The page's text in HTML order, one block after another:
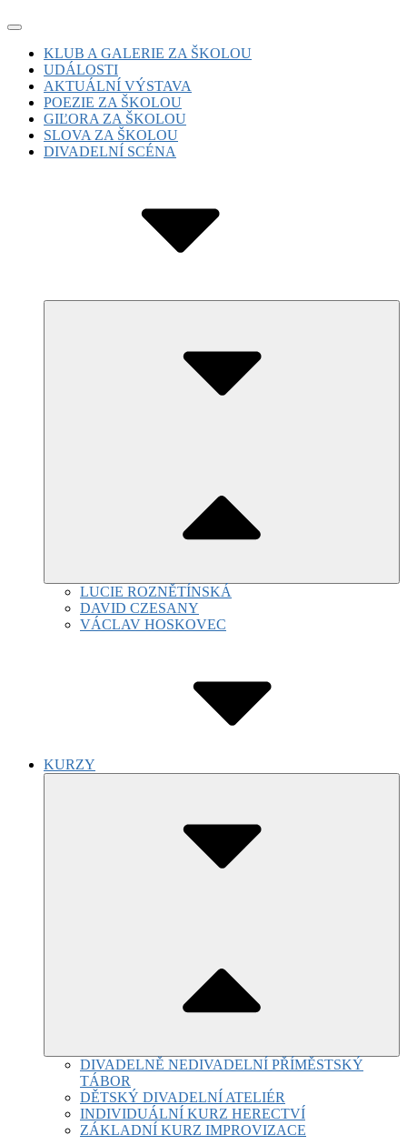
Skip
content
Site
Navigation
Site
Navigation
KLUB A GALERIE ZA ŠKOLOU
UDÁLOSTI
AKTUÁLNÍ VÝSTAVA
POEZIE ZA ŠKOLOU
GIĽORA ZA ŠKOLOU
SLOVA ZA ŠKOLOU
DIVADELNÍ SCÉNA
LUCIE ROZNĚTÍNSKÁ
DAVID CZESANY
VÁCLAV HOSKOVEC
KURZY
DIVADELNĚ NEDIVADELNÍ PŘÍMĚSTSKÝ
TÁBOR
DĚTSKÝ DIVADELNÍ ATELIÉR
INDIVIDUÁLNÍ KURZ HERECTVÍ
ZÁKLADNÍ KURZ IMPROVIZACE